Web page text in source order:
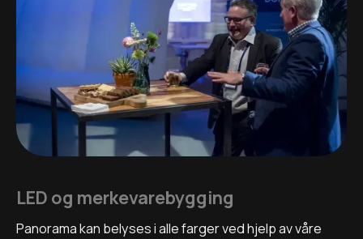
LED og merkevarebygging
Panorama kan belyses i alle farger ved hjelp av våre